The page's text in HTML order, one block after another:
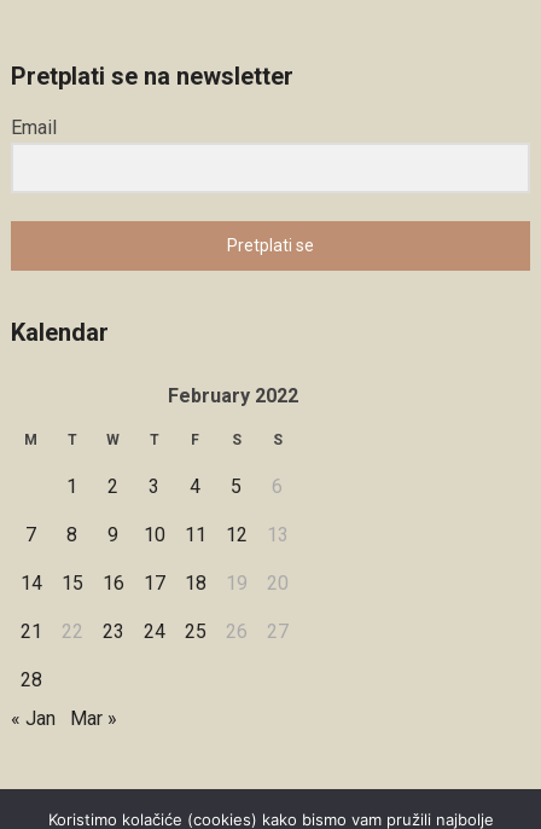
Pretplati se na newsletter
Email
Pretplati se
Kalendar
February 2022
M T W T F S S
1 2 3 4 5 6
7 8 9 10 11 12 13
14 15 16 17 18 19 20
21 22 23 24 25 26 27
28
« Jan
Mar »
Koristimo kolačiće (cookies) kako bismo vam pružili najbolje